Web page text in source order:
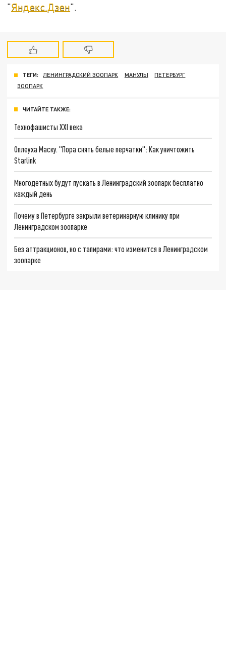
"Яндекс.Дзен".
ТЕГИ: ЛЕНИНГРАДСКИЙ ЗООПАРК МАНУЛЫ
ПЕТЕРБУРГ
ЗООПАРК
ЧИТАЙТЕ ТАКЖЕ:
Технофашисты XXI века
Оплеуха Маску. "Пора снять белые перчатки": Как уничтожить
Starlink
Многодетных будут пускать в Ленинградский зоопарк бесплатно
каждый день
Почему в Петербурге закрыли ветеринарную клинику при
Ленинградском зоопарке
Без аттракционов, но с тапирами: что изменится в Ленинградском
зоопарке